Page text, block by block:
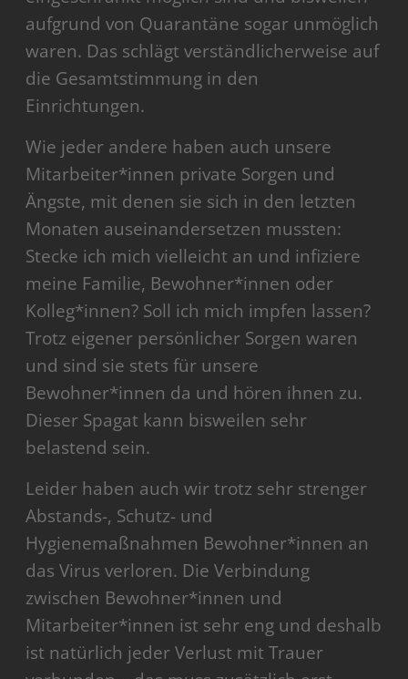
aufgrund von Quarantäne sogar unmöglich
waren. Das schlägt verständlicherweise auf
die Gesamtstimmung in den
Einrichtungen.
Wie jeder andere haben auch unsere
Mitarbeiter*innen private Sorgen und
Ängste, mit denen sie sich in den letzten
Monaten auseinandersetzen mussten:
Stecke ich mich vielleicht an und infiziere
meine Familie, Bewohner*innen oder
Kolleg*innen? Soll ich mich impfen lassen?
Trotz eigener persönlicher Sorgen waren
und sind sie stets für unsere
Bewohner*innen da und hören ihnen zu.
Dieser Spagat kann bisweilen sehr
belastend sein.
Leider haben auch wir trotz sehr strenger
Abstands-, Schutz- und
Hygienemaßnahmen Bewohner*innen an
das Virus verloren. Die Verbindung
zwischen Bewohner*innen und
Mitarbeiter*innen ist sehr eng und deshalb
ist natürlich jeder Verlust mit Trauer